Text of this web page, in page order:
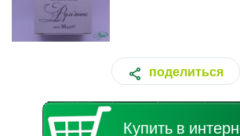
поделиться
Купить в